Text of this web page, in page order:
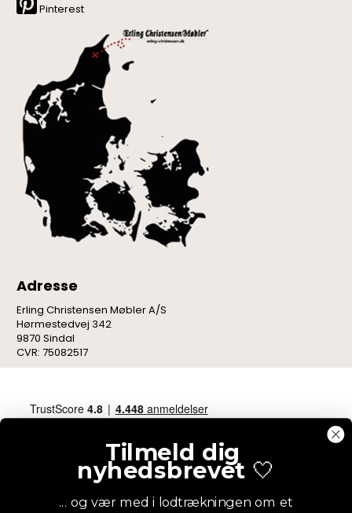
Pinterest
Adresse
Erling Christensen Møbler A/S
Hørmestedvej 342
9870 Sindal
CVR: 75082517
Tilmeld dig
nyhedsbrevet 🤍
... og vær med i lodtrækningen om et